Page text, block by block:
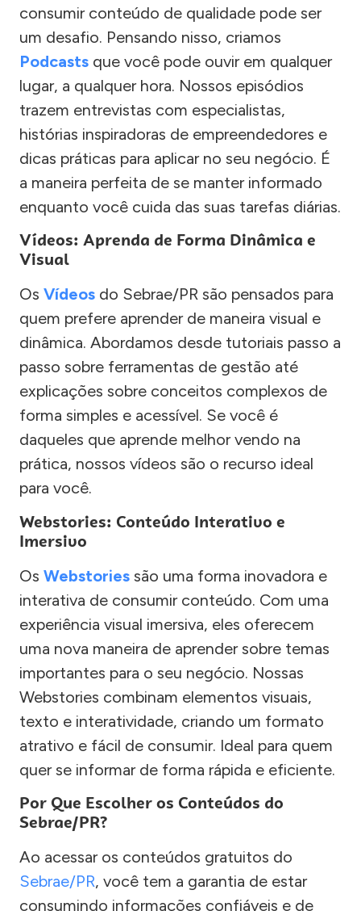
consumir conteúdo de qualidade pode ser
um desafio. Pensando nisso, criamos
Podcasts que você pode ouvir em qualquer
lugar, a qualquer hora. Nossos episódios
trazem entrevistas com especialistas,
histórias inspiradoras de empreendedores e
dicas práticas para aplicar no seu negócio. É
a maneira perfeita de se manter informado
enquanto você cuida das suas tarefas diárias.
Vídeos: Aprenda de Forma Dinâmica e
Visual
Os Vídeos do Sebrae/PR são pensados para
quem prefere aprender de maneira visual e
dinâmica. Abordamos desde tutoriais passo a
passo sobre ferramentas de gestão até
explicações sobre conceitos complexos de
forma simples e acessível. Se você é
daqueles que aprende melhor vendo na
prática, nossos vídeos são o recurso ideal
para você.
Webstories: Conteúdo Interativo e
Imersivo
Os Webstories são uma forma inovadora e
interativa de consumir conteúdo. Com uma
experiência visual imersiva, eles oferecem
uma nova maneira de aprender sobre temas
importantes para o seu negócio. Nossas
Webstories combinam elementos visuais,
texto e interatividade, criando um formato
atrativo e fácil de consumir. Ideal para quem
quer se informar de forma rápida e eficiente.
Por Que Escolher os Conteúdos do
Sebrae/PR?
Ao acessar os conteúdos gratuitos do
Sebrae/PR, você tem a garantia de estar
consumindo informações confiáveis e de